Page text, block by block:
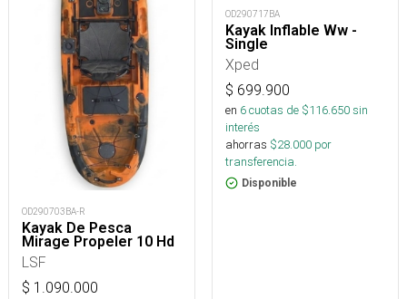
OD290703BA-R
Kayak De Pesca
Mirage Propeler 10 Hd
LSF
$ 1.090.000
OD290717BA
Kayak Inflable Ww -
Single
Xped
$ 699.900
en 6cuotas de $116.650sin
interés
ahorras $28.000 por
transferencia.
Disponible